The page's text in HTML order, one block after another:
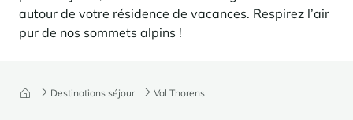
Destinations séjour Val Thorens
autour de votre résidence de vacances. Respirez l’air
pur de nos sommets alpins !